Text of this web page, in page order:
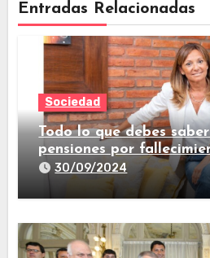
Entradas Relacionadas
Sociedad
Todo lo que debes
pensiones por
de vida
30/09/2024